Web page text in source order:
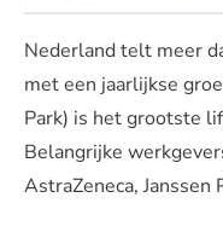
Nederland telt meer
met een jaarlijkse
Park) is het grootste
Belangrijke
AstraZeneca, Janssen